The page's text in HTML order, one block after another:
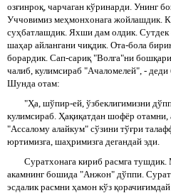
озғинроқ, чарчаган кўринарди. Унинг
Уччовимиз меҳмонхонага жойлашдик.
суҳбатлашдик. Яхши дам олдик.
шаҳар айлангани чиқдик. Ота-бола
борардик. Сап-сариқ "Волга"ни
чалиб, кулимсираб "Ачаломелей", - деди
Шунда отам:
"Ҳа, шўпир-ей, ўзбеклигимизни
кулимсираб. Ҳақиқатдан шофёр отамни,
"Ассалому алайкум" сўзини тўғри
юртимизга, шаҳримизга дегандай эди.
Суратхонага кириб расмга
акамнинг бошида "Анжон" дўппи.
эсдалик расмни ҳамон кўз